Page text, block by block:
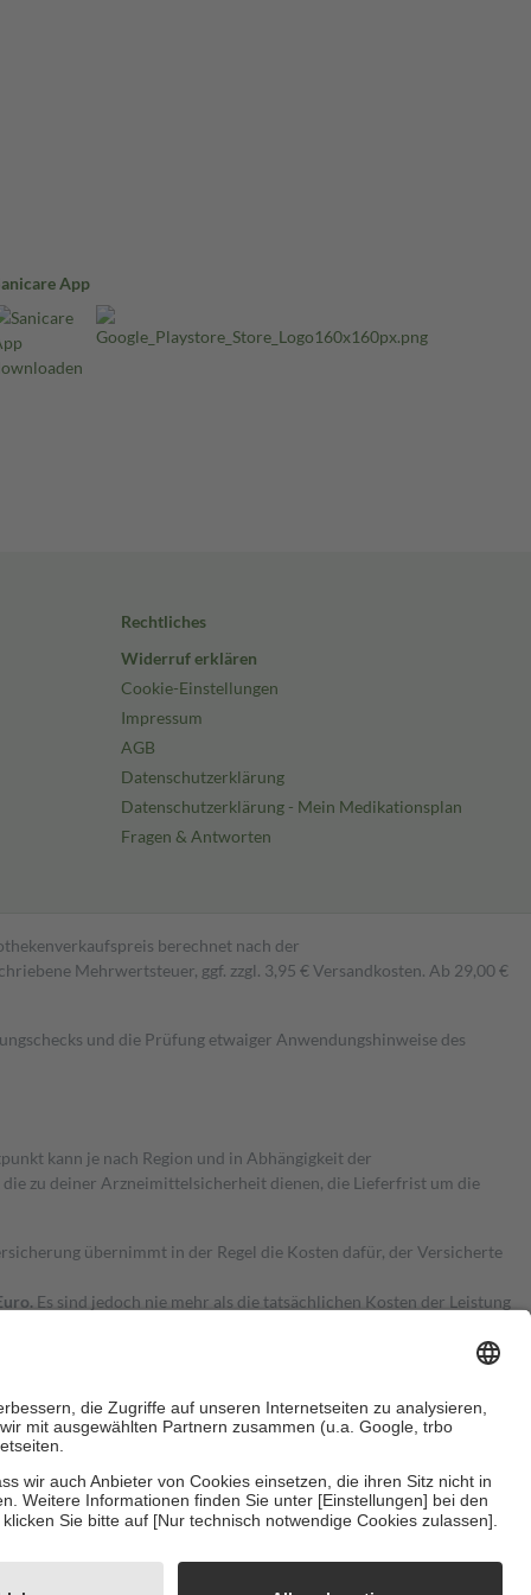
App
Rechtliches
Widerruf erklären
Cookie-Einstellungen
Impressum
AGB
Datenschutzerklärung
Datenschutzerklärung - Mein Medikationsplan
Fragen & Antworten
berechnet nach der
Mehrwertsteuer, ggf. zzgl. 3,95 € Versandkosten. Ab 29,00 €
und die Prüfung etwaiger Anwendungshinweise des
kann je nach Region und in Abhängigkeit der
zu deiner Arzneimittelsicherheit dienen, die Lieferfrist um die
übernimmt in der Regel die Kosten dafür, der Versicherte
Es sind jedoch nie mehr als die tatsächlichen Kosten der Leistung
Zuzahlungen an bei: